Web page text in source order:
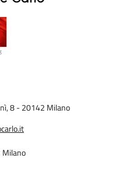
8 - 20142 Milano
Milano